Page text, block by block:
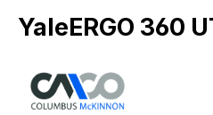
YaleERGO 360